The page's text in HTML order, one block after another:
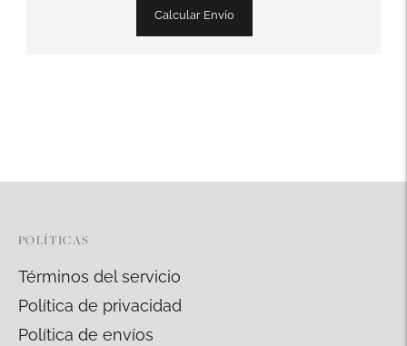
Calcular Envío
POLÍTICAS
Términos del servicio
Política de privacidad
Política de envíos